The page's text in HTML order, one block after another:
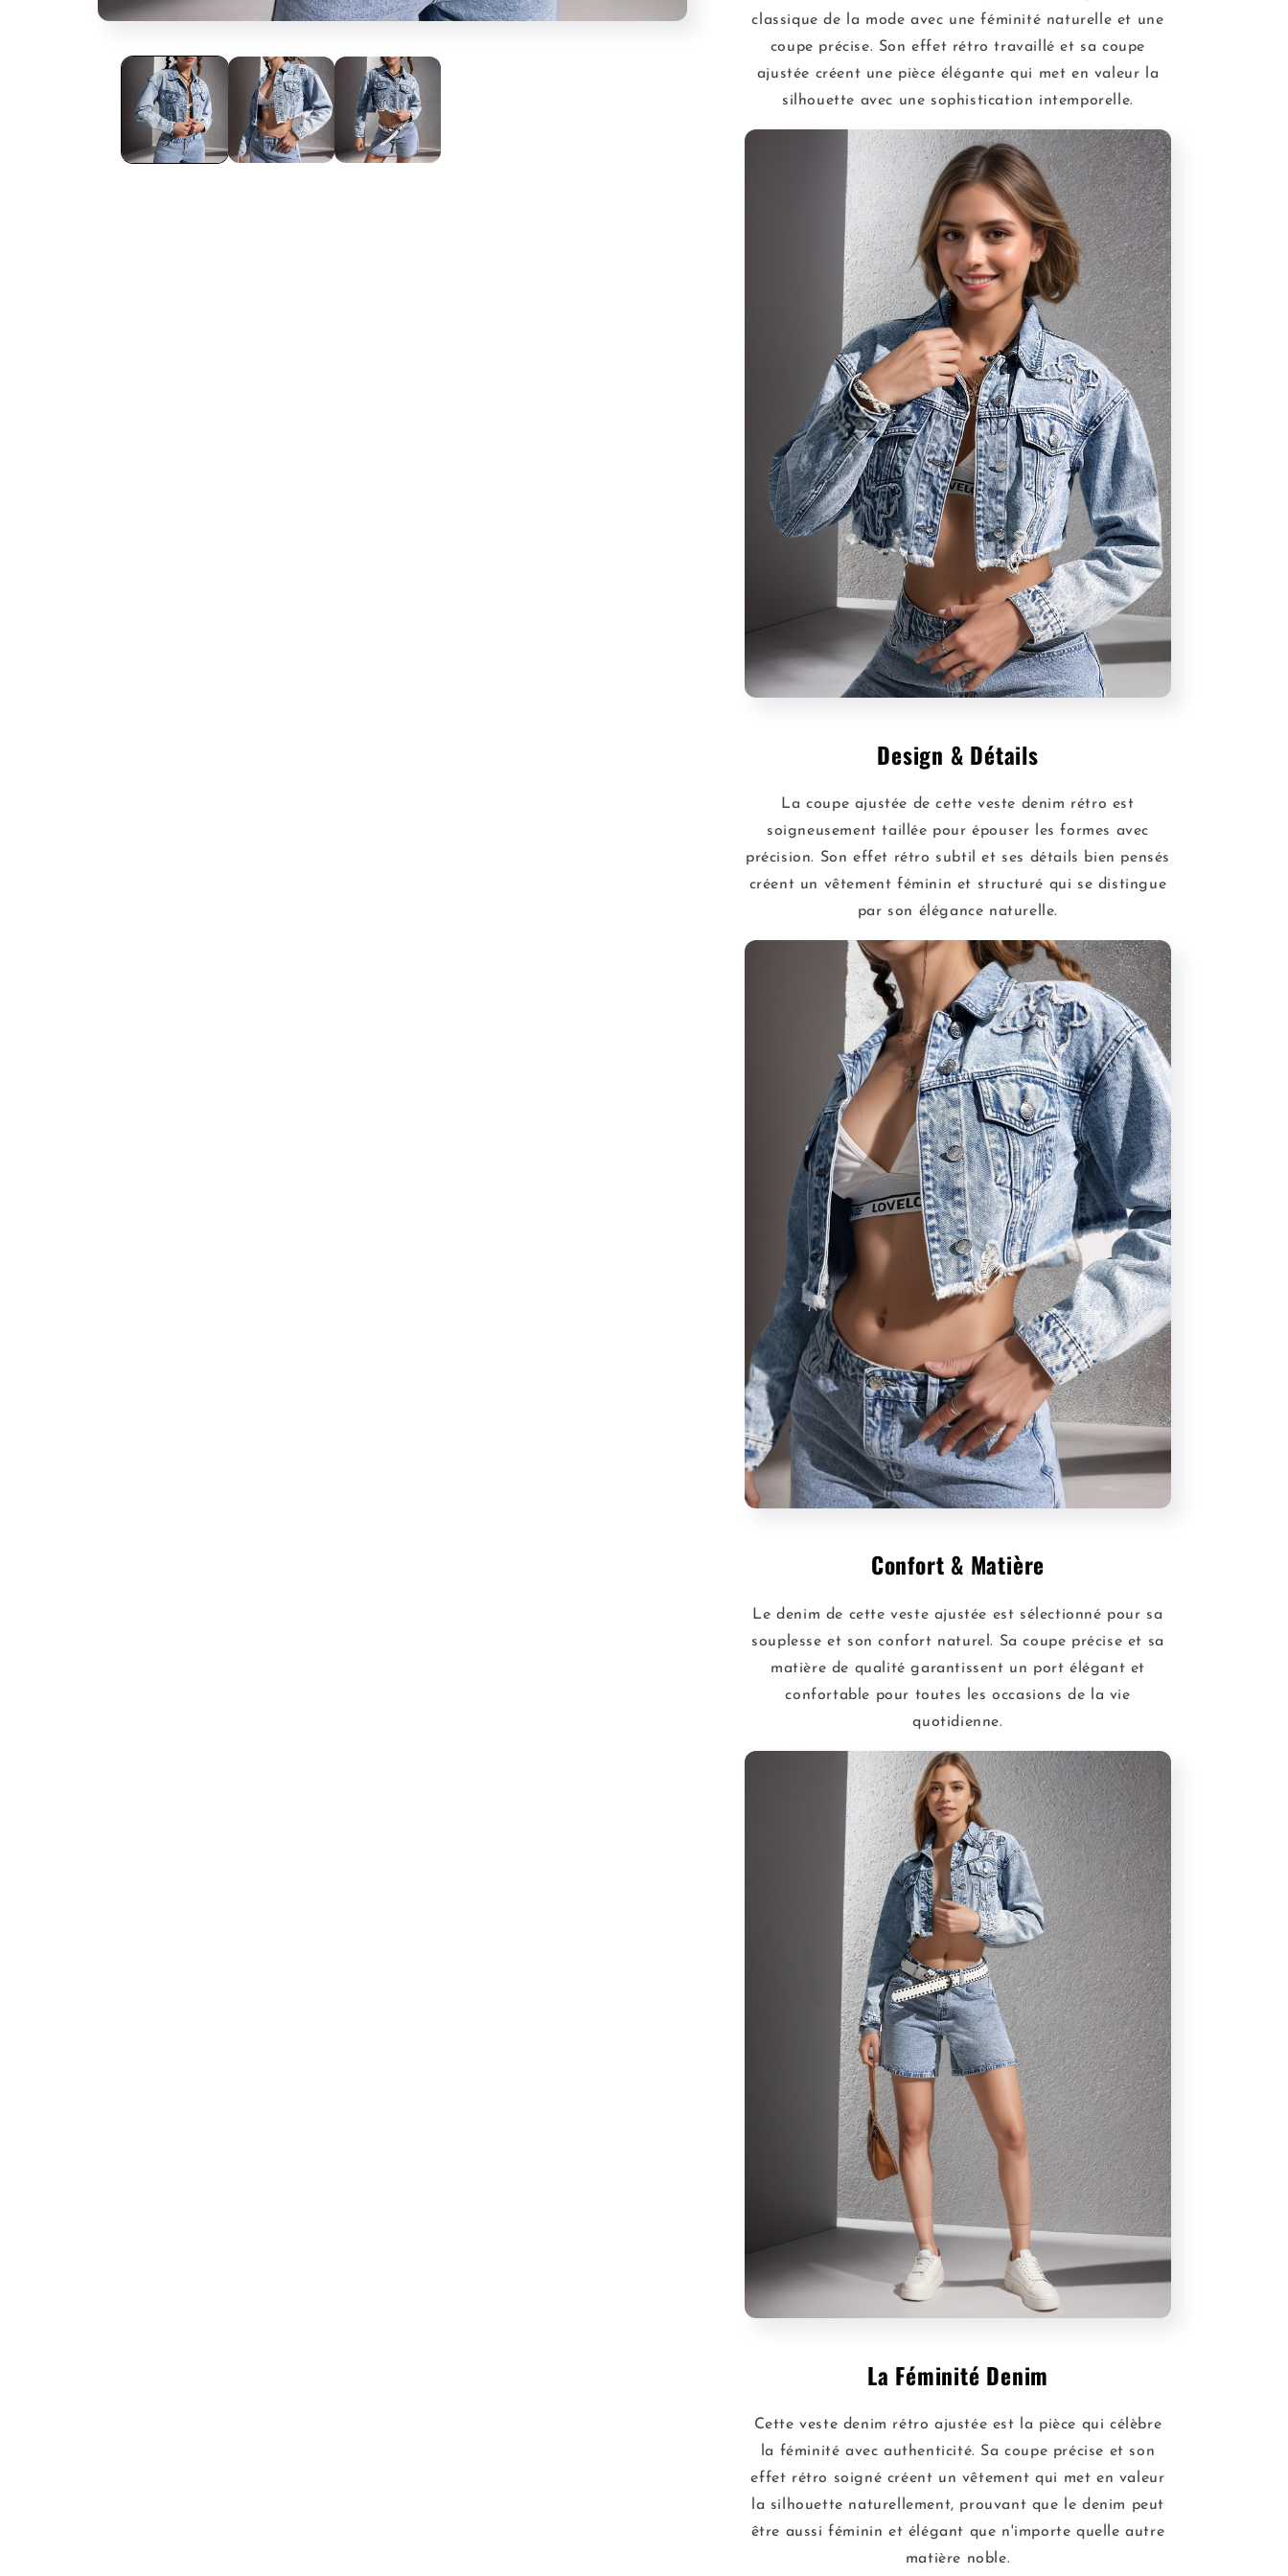
classique de la mode avec une féminité naturelle et une
coupe précise. Son effet rétro travaillé et sa coupe
ajustée créent une pièce élégante qui met en valeur la
silhouette avec une sophistication intemporelle.
Design & Détails
La coupe ajustée de cette veste denim rétro est
soigneusement taillée pour épouser les formes avec
précision. Son effet rétro subtil et ses détails bien pensés
créent un vêtement féminin et structuré qui se distingue
par son élégance naturelle.
Confort & Matière
Le denim de cette veste ajustée est sélectionné pour sa
souplesse et son confort naturel. Sa coupe précise et sa
matière de qualité garantissent un port élégant et
confortable pour toutes les occasions de la vie
quotidienne.
La Féminité Denim
Cette veste denim rétro ajustée est la pièce qui célèbre
la féminité avec authenticité. Sa coupe précise et son
effet rétro soigné créent un vêtement qui met en valeur
la silhouette naturellement, prouvant que le denim peut
être aussi féminin et élégant que n'importe quelle autre
matière noble.